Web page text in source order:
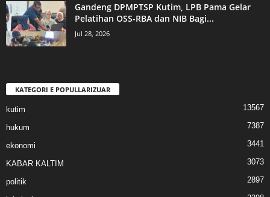
Gandeng DPMPTSP Kutim, LPB Pama Gelar
Pelatihan OSS-RBA dan NIB Bagi...
Jul 28, 2026
KATEGORI E POPULLARIZUAR
kutim 13567
hukum 7387
ekonomi 3441
KABAR KALTIM 3073
politik 2897